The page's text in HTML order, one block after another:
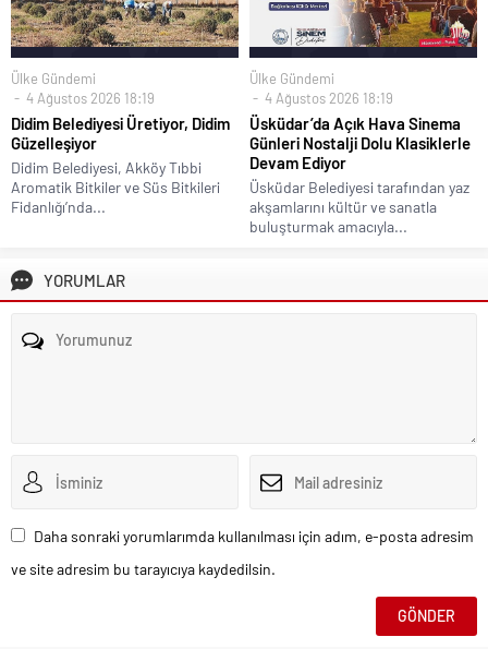
Ülke Gündemi
4 Ağustos 2026 18:19
Didim Belediyesi Üretiyor, Didim
Güzelleşiyor
Didim Belediyesi, Akköy Tıbbi
Aromatik Bitkiler ve Süs Bitkileri
Fidanlığı’nda...
Ülke Gündemi
4 Ağustos 2026 18:19
Üsküdar’da Açık Hava Sinema
Günleri Nostalji Dolu Klasiklerle
Devam Ediyor
Üsküdar Belediyesi tarafından yaz
akşamlarını kültür ve sanatla
buluşturmak amacıyla...
YORUMLAR
Daha sonraki yorumlarımda kullanılması için adım, e-posta adresim
ve site adresim bu tarayıcıya kaydedilsin.